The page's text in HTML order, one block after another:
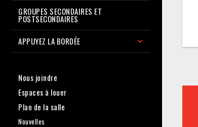
GROUPES SECONDAIRES ET
POSTSECONDAIRES
APPUYEZ LA BORDÉE
Nous joindre
Espaces à louer
Plan de la salle
Nouvelles